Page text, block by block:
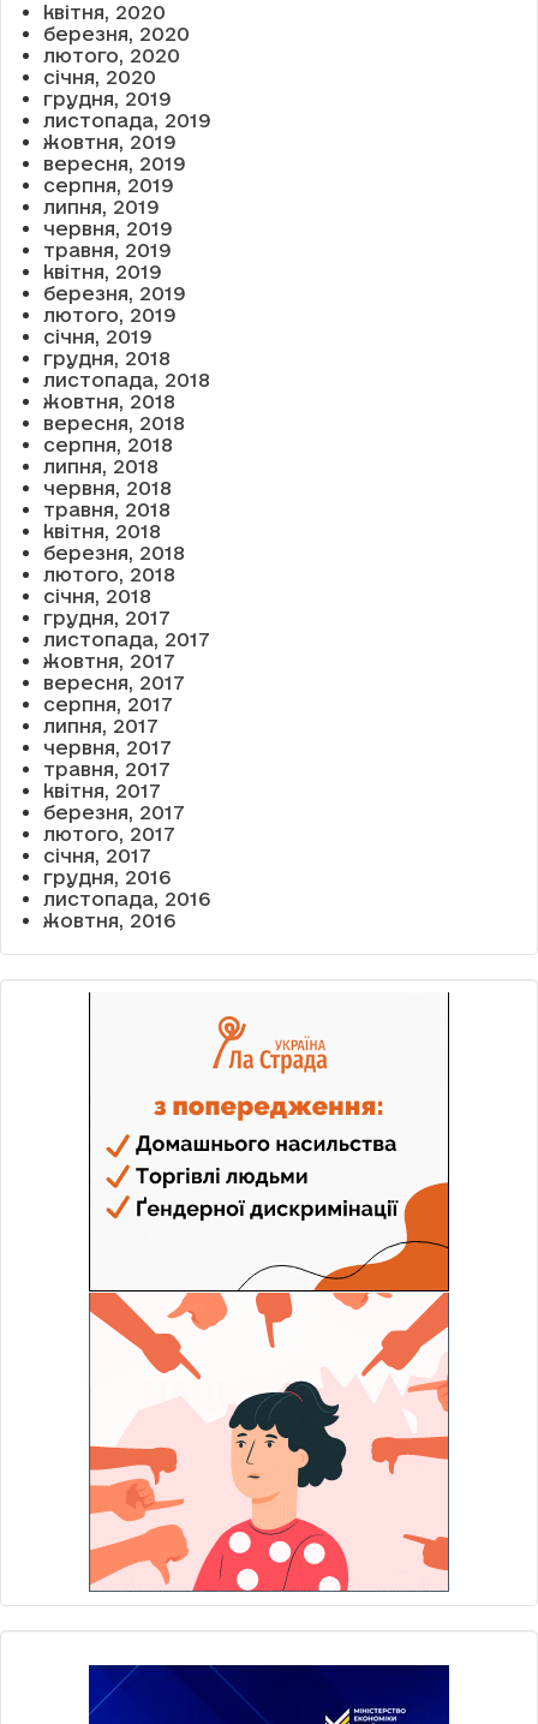
квітня, 2020
березня, 2020
лютого, 2020
січня, 2020
грудня, 2019
листопада, 2019
жовтня, 2019
вересня, 2019
серпня, 2019
липня, 2019
червня, 2019
травня, 2019
квітня, 2019
березня, 2019
лютого, 2019
січня, 2019
грудня, 2018
листопада, 2018
жовтня, 2018
вересня, 2018
серпня, 2018
липня, 2018
червня, 2018
травня, 2018
квітня, 2018
березня, 2018
лютого, 2018
січня, 2018
грудня, 2017
листопада, 2017
жовтня, 2017
вересня, 2017
серпня, 2017
липня, 2017
червня, 2017
травня, 2017
квітня, 2017
березня, 2017
лютого, 2017
січня, 2017
грудня, 2016
листопада, 2016
жовтня, 2016